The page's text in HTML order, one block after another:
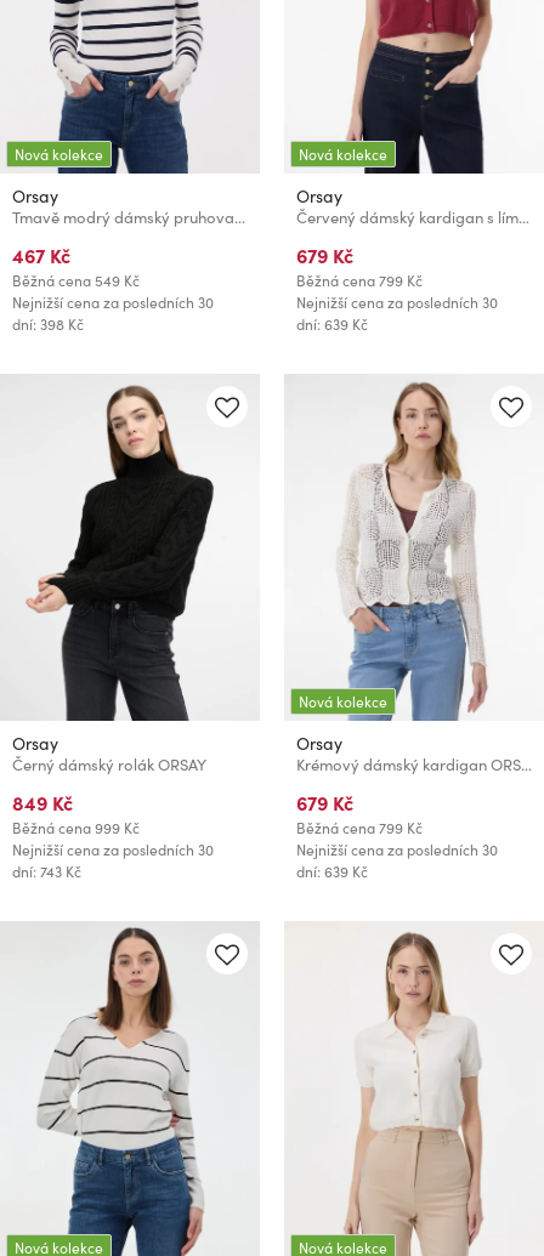
Nová kolekce
Orsay
Tmavě modrý dámský pruhovaný svetr ORSAY
467 Kč
Běžná cena549 Kč
Nejnižší cena za posledních 30
dní: 398 Kč
Nová kolekce
Orsay
Červený dámský kardigan s límečkem ORSAY
679 Kč
Běžná cena799 Kč
Nejnižší cena za posledních 30
dní: 639 Kč
Orsay
Černý dámský rolák ORSAY
849 Kč
Běžná cena999 Kč
Nejnižší cena za posledních 30
dní: 743 Kč
Nová kolekce
Orsay
Krémový dámský kardigan ORSAY
679 Kč
Běžná cena799 Kč
Nejnižší cena za posledních 30
dní: 639 Kč
Nová kolekce Nová kolekce